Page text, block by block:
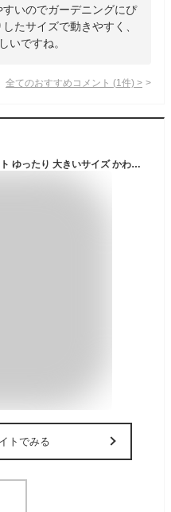
いのでガーデニングにぴ
たサイズで動きやすく、
いですね。
全てのおすすめコメント (1 件) >
[J.STORE] トレーナー 無地 スウェット ゆったり 大きいサイズ かわいい 無地シャツ tシャツ ふんわり トップス 春 秋 長袖 プルオーバー カットソー お洒落 オシャレ おおきい カジュアル 個性的 可愛い マタニティ 丸首 トレーニングウェア ビッグシルエット リラックス オーバーサイズ u ネック Uネック アウトドア 部屋着 寝間着 ブラウン レディース 4S-J08-BRM
トでみる